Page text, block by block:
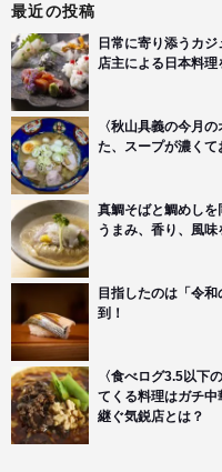
最近の投稿
日常に寄り添うカ
店主による日本料
〈秋山具義の今月
た、スープが濃く
真鯛そばと鯛めし
うまみ、香り、風
目指したのは「令
到！
〈食べログ3.5以下
てくる料理はガチ
継ぐ気鋭店とは？